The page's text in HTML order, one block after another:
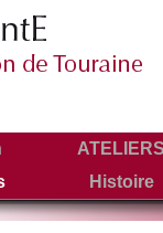
Histoire